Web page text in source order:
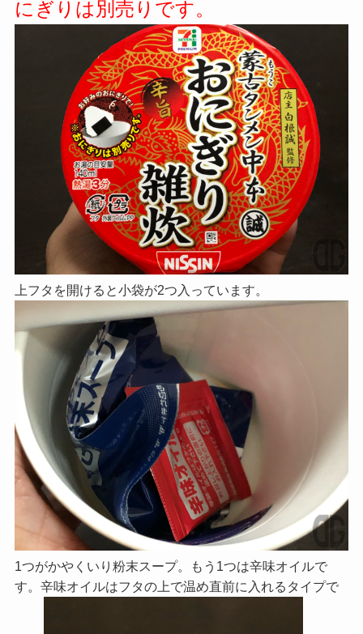
にぎりは別売りです。
上フタを開けると小袋が2つ入っています。
1つがかやくいり粉末スープ。もう1つは辛味オイルで
す。辛味オイルはフタの上で温め直前に入れるタイプで